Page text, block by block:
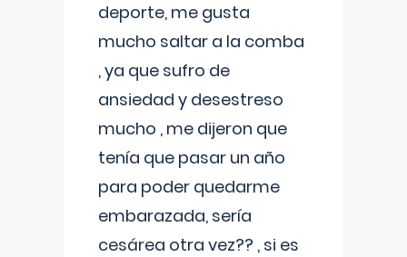
deporte, me gusta
mucho saltar a la comba
, ya que sufro de
ansiedad y desestreso
mucho , me dijeron que
tenía que pasar un año
para poder quedarme
embarazada, sería
cesárea otra vez?? , si es